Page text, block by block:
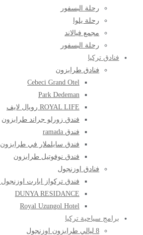
رحلة البسفور
رحلة يلوا
مجمع فيالاند
رحلة البسفور
فنادق تركيا
فنادق طرابزون
Cebeci Grand Otel
Park Dedeman
ROYAL LIFE رويال لايف
فندق زورلو جراند طرابزون
فندق ramada
فندق سايلملار في طرابزون
فندق نوفوتيل طرابزون
فنادق اوزنجول
فندق تركواز ابارت اوزنجول TURKUAZ APART
DUNYA RESIDANCE
Royal Uzungol Hotel
برامج سياحية تركيا
8 ليالي طرابزون اوزنجول